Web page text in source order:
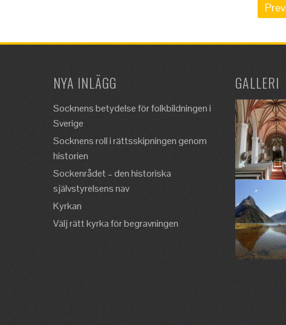
inlägg
Prev
NYA INLÄGG
Socknens betydelse för folkbildningen i
Sverige
Socknens roll i rättsskipningen genom
historien
Sockenrådet – den historiska
självstyrelsens nav
Kyrkan
Välj rätt kyrka för begravningen
GALLERI